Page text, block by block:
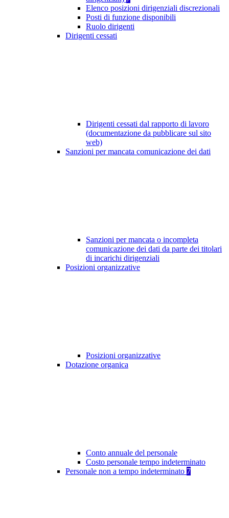
Elenco posizioni dirigenziali discrezionali
Posti di funzione disponibili
Ruolo dirigenti
Dirigenti cessati
Dirigenti cessati dal rapporto di lavoro
(documentazione da pubblicare sul sito
web)
Sanzioni per mancata comunicazione dei dati
Sanzioni per mancata o incompleta
comunicazione dei dati da parte dei titolari
di incarichi dirigenziali
Posizioni organizzative
Posizioni organizzative
Dotazione organica
Conto annuale del personale
Costo personale tempo indeterminato
Personale non a tempo indeterminato 7